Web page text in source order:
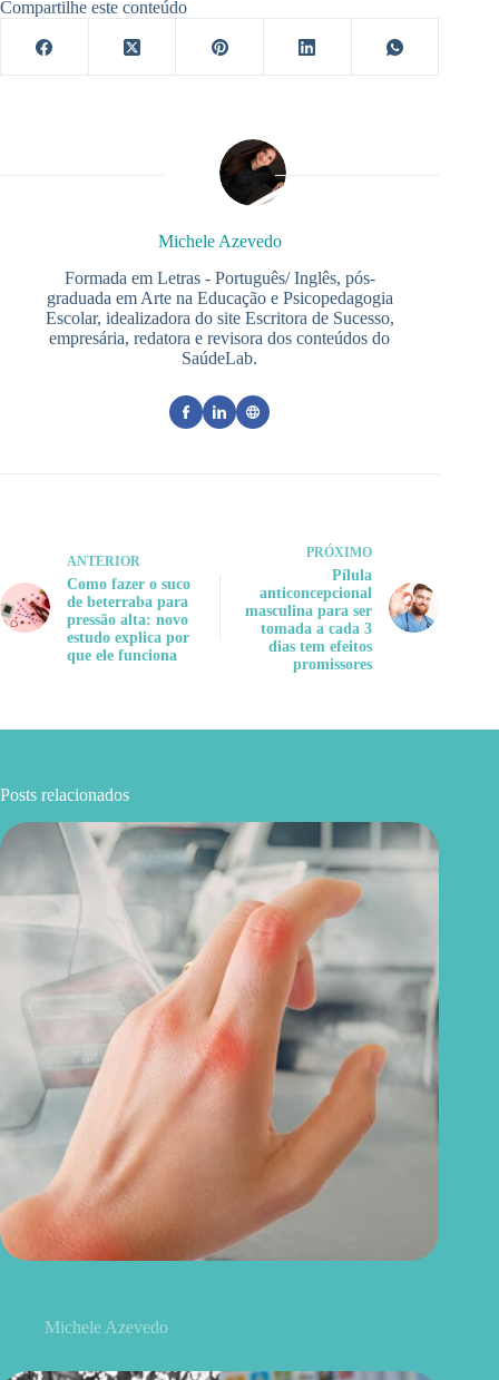
Compartilhe este conteúdo
Michele Azevedo
Formada em Letras - Português/ Inglês, pós-
graduada em Arte na Educação e Psicopedagogia
Escolar, idealizadora do site Escritora de Sucesso,
empresária, redatora e revisora dos conteúdos do
SaúdeLab.
ANTERIOR
Como fazer o suco
de beterraba para
pressão alta: novo
estudo explica por
que ele funciona
PRÓXIMO
Pílula
anticoncepcional
masculina para ser
tomada a cada 3
dias tem efeitos
promissores
Posts relacionados
Michele Azevedo